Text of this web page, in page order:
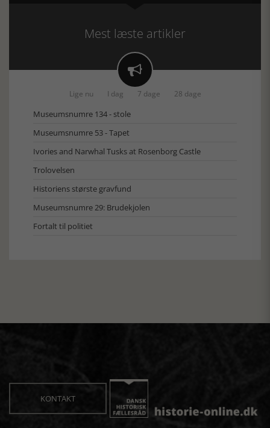
Mest læste artikler

Lige nu I dag 7 dage 28 dage
Museumsnumre 134 - stole
Museumsnumre 53 - Tapet
Ivories and Narwhal Tusks at Rosenborg Castle
Trolovelsen
Historiens største gravfund
Museumsnumre 29: Brudekjolen
Fortalt til politiet
KONTAKT